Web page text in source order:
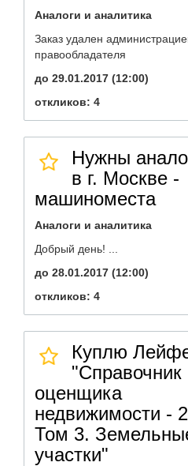
Аналоги и аналитика
Заказ удален
правообладателя
до 29.01.2017 (12:00)
откликов: 4
Нужны
в г. Москве -
машиноместа
Аналоги и аналитика
Добрый день! ...
до 28.01.2017 (12:00)
откликов: 4
Куплю
"Справочник
оценщика
недвижимости -
Том 3.
участки"